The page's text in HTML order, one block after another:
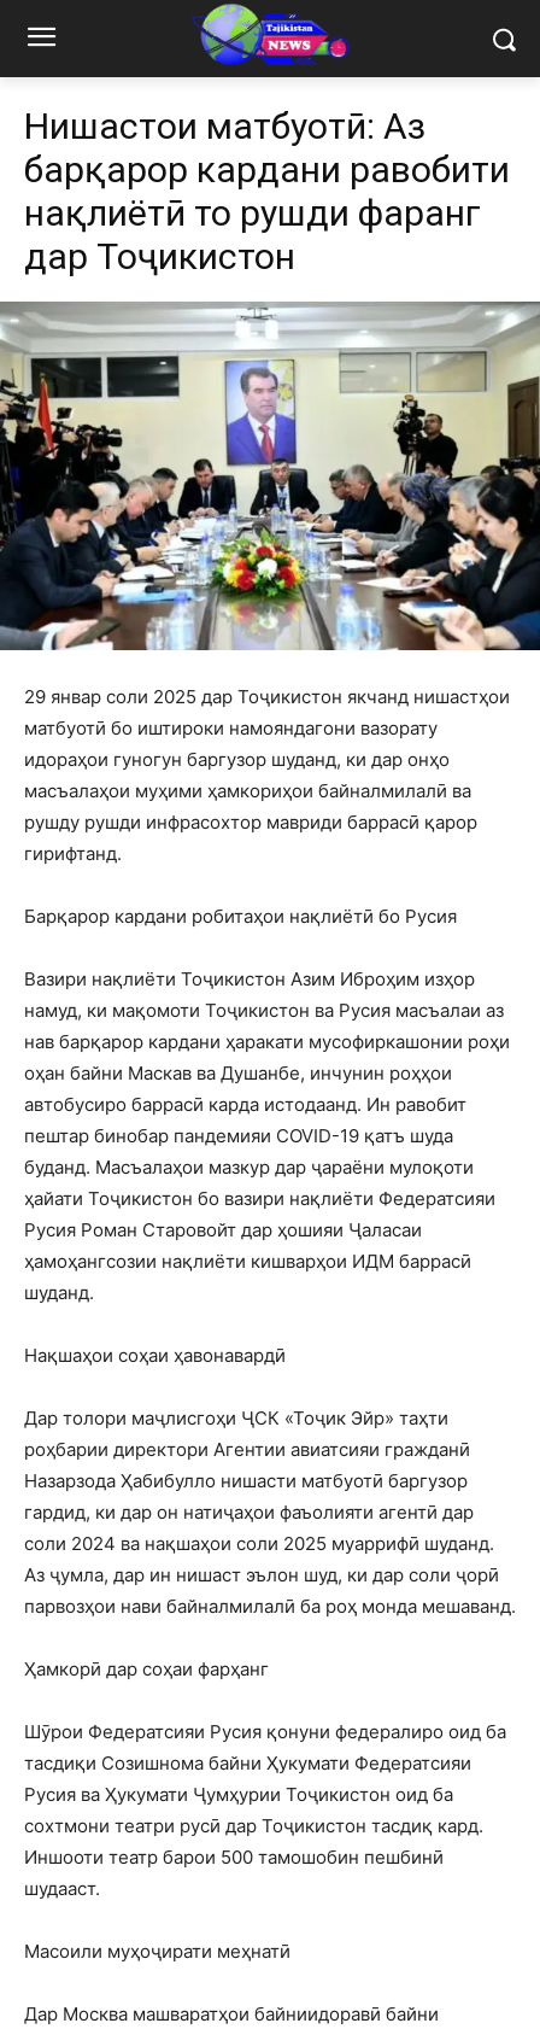
Нишастҳои матбуотӣ: Аз
барқарор кардани равобити
нақлиётӣ то рушди фарҳанг
дар Тоҷикистон
29 январ соли 2025 дар Тоҷикистон якчанд нишастҳои
матбуотӣ бо иштироки намояндагони вазорату
идораҳои гуногун баргузор шуданд, ки дар онҳо
масъалаҳои муҳими ҳамкориҳои байналмилалӣ ва
рушду рушди инфрасохтор мавриди баррасӣ қарор
гирифтанд.
Барқарор кардани робитаҳои нақлиётӣ бо Русия
Вазири нақлиёти Тоҷикистон Азим Иброҳим изҳор
намуд, ки мақомоти Тоҷикистон ва Русия масъалаи аз
нав барқарор кардани ҳаракати мусофиркашонии роҳи
оҳан байни Маскав ва Душанбе, инчунин роҳҳои
автобусиро баррасӣ карда истодаанд. Ин равобит
пештар бинобар пандемияи COVID-19 қатъ шуда
буданд. Масъалаҳои мазкур дар ҷараёни мулоқоти
ҳайати Тоҷикистон бо вазири нақлиёти Федератсияи
Русия Роман Старовойт дар ҳошияи Ҷаласаи
ҳамоҳангсозии нақлиёти кишварҳои ИДМ баррасӣ
шуданд.
Нақшаҳои соҳаи ҳавонавардӣ
Дар толори маҷлисгоҳи ҶСК «Тоҷик Эйр» таҳти
роҳбарии директори Агентии авиатсияи гражданӣ
Назарзода Ҳабибулло нишасти матбуотӣ баргузор
гардид, ки дар он натиҷаҳои фаъолияти агентӣ дар
соли 2024 ва нақшаҳои соли 2025 муаррифӣ шуданд.
Аз ҷумла, дар ин нишаст эълон шуд, ки дар соли ҷорӣ
парвозҳои нави байналмилалӣ ба роҳ монда мешаванд.
Ҳамкорӣ дар соҳаи фарҳанг
Шӯрои Федератсияи Русия қонуни федералиро оид ба
тасдиқи Созишнома байни Ҳукумати Федератсияи
Русия ва Ҳукумати Ҷумҳурии Тоҷикистон оид ба
сохтмони театри русӣ дар Тоҷикистон тасдиқ кард.
Иншооти театр барои 500 тамошобин пешбинӣ
шудааст.
Масоили муҳоҷирати меҳнатӣ
Дар Москва машваратҳои байниидоравӣ байни